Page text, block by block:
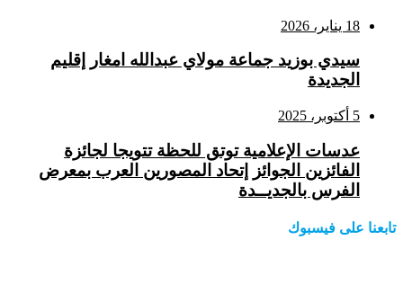
18 يناير، 2026
سيدي بوزيد جماعة مولاي عبدالله امغار إقليم
الجديدة
5 أكتوبر، 2025
عدسات الإعلامية توتق للحظة تتويجا لجائزة
الفائزين الجوائز إتحاد المصورين العرب بمعرض
الفرس بالجديــدة
تابعنا على فيسبوك